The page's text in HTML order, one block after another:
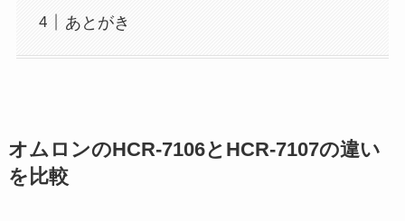
あとがき
オムロンのHCR-7106とHCR-7107の違い
を比較